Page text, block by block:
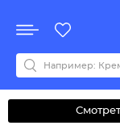
Все бренды
0-9ABCDEFGHIJKL